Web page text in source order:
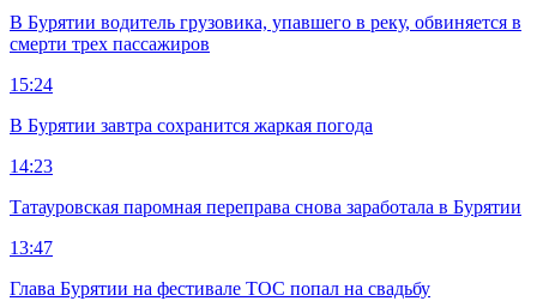
В Бурятии водитель грузовика, упавшего в реку, обвиняется в
смерти трех пассажиров
15:24
В Бурятии завтра сохранится жаркая погода
14:23
Татауровская паромная переправа снова заработала в Бурятии
13:47
Глава Бурятии на фестивале ТОС попал на свадьбу